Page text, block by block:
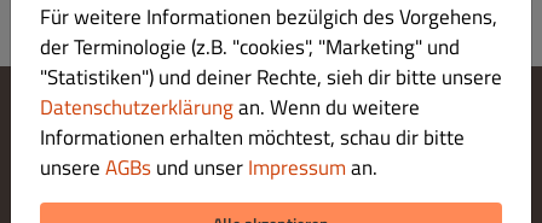
Cookie-Einstellungen ändern
Kontaktiere uns
Allgemeine Geschäftsbedingungen
Für weitere Informationen bezülgich des Vorgehens,
der Terminologie (z.B. "cookies", "Marketing" und
"Statistiken") und deiner Rechte, sieh dir bitte unsere
Datenschutzerklärungan. Wenn du weitere
Informationen erhalten möchtest, schau dir bitte
unsereAGBsund unserImpressuman.